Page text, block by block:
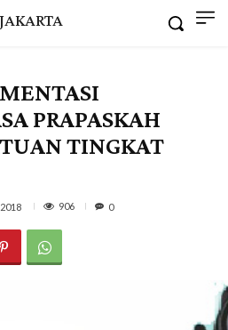
PRAPASKAH
TINGKAT
906 0